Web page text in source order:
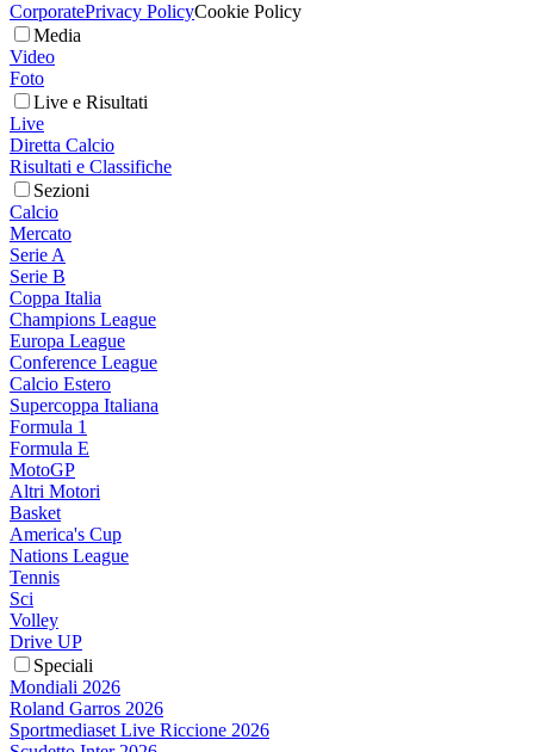
CorporatePrivacy PolicyCookie Policy
Media
Video
Foto
Live e Risultati
Live
Diretta Calcio
Risultati e Classifiche
Sezioni
Calcio
Mercato
Serie A
Serie B
Coppa Italia
Champions League
Europa League
Conference League
Calcio Estero
Supercoppa Italiana
Formula 1
Formula E
MotoGP
Altri Motori
Basket
America's Cup
Nations League
Tennis
Sci
Volley
Drive UP
Speciali
Mondiali 2026
Roland Garros 2026
Sportmediaset Live Riccione 2026